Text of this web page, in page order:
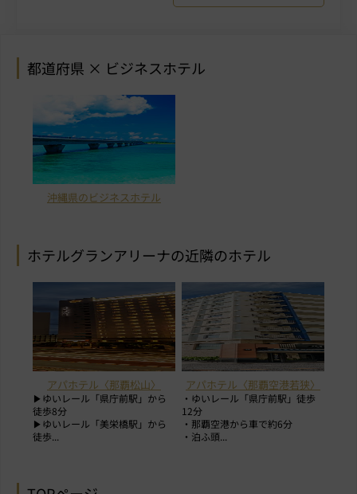
都道府県 × ビジネスホテル
沖縄県のビジネスホテル
ホテルグランアリーナの近隣のホテル
アパホテル〈那覇松山〉
▶ゆいレール「県庁前駅」から
徒歩8分
▶ゆいレール「美栄橋駅」から
徒歩...
アパホテル〈那覇空港若狭〉
・ゆいレール「県庁前駅」徒歩
12分
・那覇空港から車で約6分
・泊ふ頭...